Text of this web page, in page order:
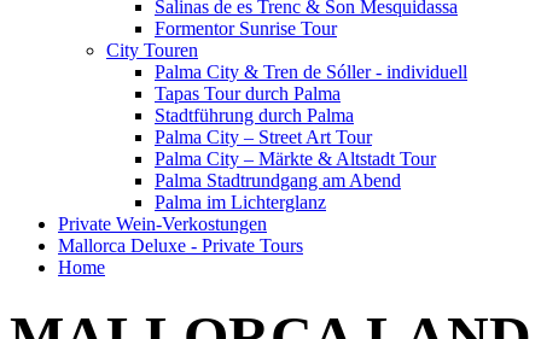
Salinas de es Trenc & Son Mesquidassa
Formentor Sunrise Tour
City Touren
Palma City & Tren de Sóller - individuell
Tapas Tour durch Palma
Stadtführung durch Palma
Palma City – Street Art Tour
Palma City – Märkte & Altstadt Tour
Palma Stadtrundgang am Abend
Palma im Lichterglanz
Private Wein-Verkostungen
Mallorca Deluxe - Private Tours
Home